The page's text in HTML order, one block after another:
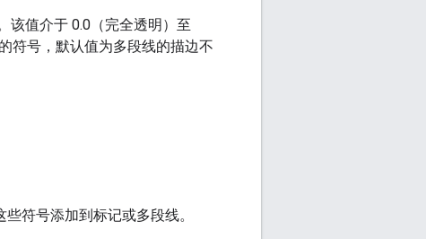
该值介于 0.0（完全透明）至
符号，默认值为多段线的描边不
些符号添加到标记或多段线。